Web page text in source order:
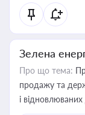
Зелена
Про що тема:
продажу та
і